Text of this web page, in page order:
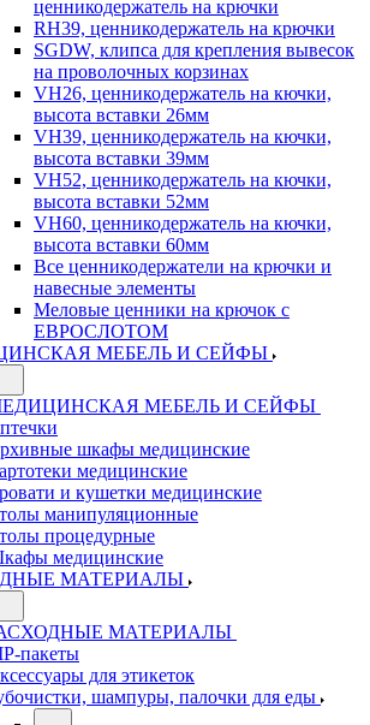
ценникодержатель на крючки
RH39, ценникодержатель на крючки
SGDW, клипса для крепления вывесок
на проволочных корзинах
VH26, ценникодержатель на кючки,
высота вставки 26мм
VH39, ценникодержатель на кючки,
высота вставки 39мм
VH52, ценникодержатель на кючки,
высота вставки 52мм
VH60, ценникодержатель на кючки,
высота вставки 60мм
Все ценникодержатели на крючки и
навесные элементы
Меловые ценники на крючок с
ЕВРОСЛОТОМ
МЕБЕЛЬ И СЕЙФЫ
МЕБЕЛЬ И СЕЙФЫ
шкафы медицинские
медицинские
и кушетки медицинские
манипуляционные
процедурные
медицинские
МАТЕРИАЛЫ
МАТЕРИАЛЫ
пакеты
для этикеток
шампуры, палочки для еды